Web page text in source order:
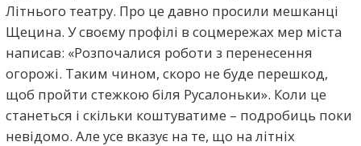
Літнього театру. Про це давно просили мешканці
Щецина. У своєму профілі в соцмережах мер міста
написав: «Розпочалися роботи з перенесення
огорожі. Таким чином, скоро не буде перешкод,
щоб пройти стежкою біля Русалоньки». Коли це
станеться і скільки коштуватиме – подробиць поки
невідомо. Але усе вказує на те, що на літніх